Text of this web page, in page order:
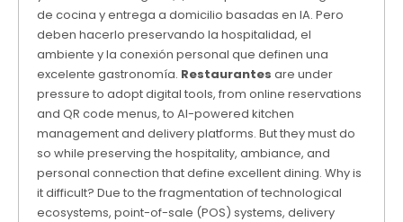
de cocina y entrega a domicilio basadas en IA. Pero
deben hacerlo preservando la hospitalidad, el
ambiente y la conexión personal que definen una
excelente gastronomía. Restaurantes are under
pressure to adopt digital tools, from online reservations
and QR code menus, to AI-powered kitchen
management and delivery platforms. But they must do
so while preserving the hospitality, ambiance, and
personal connection that define excellent dining. Why is
it difficult? Due to the fragmentation of technological
ecosystems, point-of-sale (POS) systems, delivery